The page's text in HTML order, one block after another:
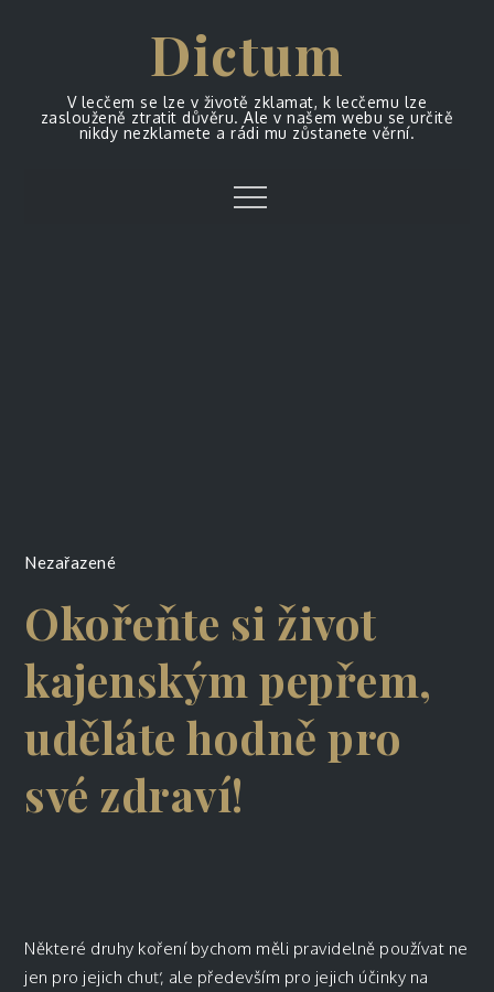
Dictum
V lecčem se lze v životě zklamat, k lecčemu lze
zaslouženě ztratit důvěru. Ale v našem webu se určitě
nikdy nezklamete a rádi mu zůstanete věrní.
Menu
Nezařazené
Okořeňte si život
kajenským pepřem,
uděláte hodně pro
své zdraví!
Některé druhy koření bychom měli pravidelně používat ne
jen pro jejich chuť, ale především pro jejich účinky na